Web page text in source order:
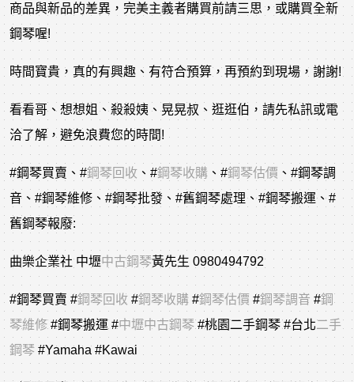
商品與新品的差異，完美主義者購買前請三思，或購買全新
鋼琴喔!
時間寶貴，真的有興趣、有符合預算，再預約到現場，謝謝!
看看哥、想想姐、殺殺姨、晃晃叔、逛逛伯，請先私訊或電
洽了解，避免浪費您的時間!
#鋼琴買賣 、 #鋼琴回收 、 #鋼琴收購 、 #鋼琴估價 、 #鋼琴調
音 、 #鋼琴維修 、 #鋼琴批發 、 #舊鋼琴處理、#鋼琴搬運、#
舊鋼琴報廢:
曲樂企業社 中壢中古鋼琴黃先生 0980494792
#鋼琴買賣 #鋼琴回收 #鋼琴收購 #鋼琴估價 #鋼琴調音 #鋼
琴維修 #鋼琴搬運 #中壢中古鋼琴 #桃園二手鋼琴 #台北二手
鋼琴 #Yamaha #Kawai